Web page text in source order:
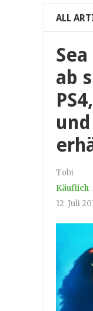
ALL
ab
und
Tobi
Käuflich
12. Juli